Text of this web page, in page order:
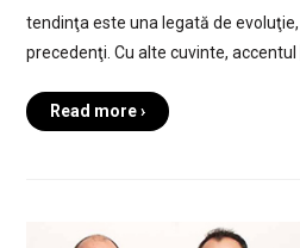
tendinţa este una legată de
precedenţi. Cu alte cuvinte, accentul
Read more ›